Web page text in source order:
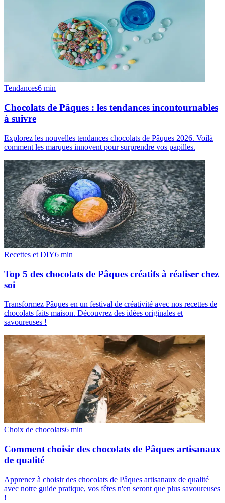
Tendances6 min
Chocolats de Pâques : les tendances incontournables
à suivre
Explorez les nouvelles tendances chocolats de Pâques 2026. Voilà
comment les marques innovent pour surprendre vos papilles.
Recettes et DIY6 min
Top 5 des chocolats de Pâques créatifs à réaliser chez
soi
Transformez Pâques en un festival de créativité avec nos recettes de
chocolats faits maison. Découvrez des idées originales et
savoureuses !
Choix de chocolats6 min
Comment choisir des chocolats de Pâques artisanaux
de qualité
Apprenez à choisir des chocolats de Pâques artisanaux de qualité
avec notre guide pratique, vos fêtes n'en seront que plus savoureuses
!